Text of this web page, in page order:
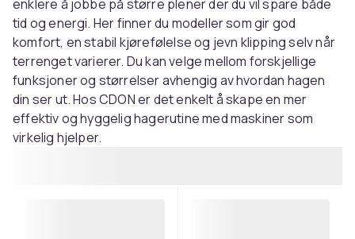
enklere å jobbe på større plener der du vil spare både
tid og energi. Her finner du modeller som gir god
komfort, en stabil kjørefølelse og jevn klipping selv når
terrenget varierer. Du kan velge mellom forskjellige
funksjoner og størrelser avhengig av hvordan hagen
din ser ut. Hos CDON er det enkelt å skape en mer
effektiv og hyggelig hagerutine med maskiner som
virkelig hjelper.